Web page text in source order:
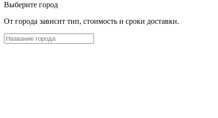
Выберите город
От города зависит тип, стоимость и сроки доставки.